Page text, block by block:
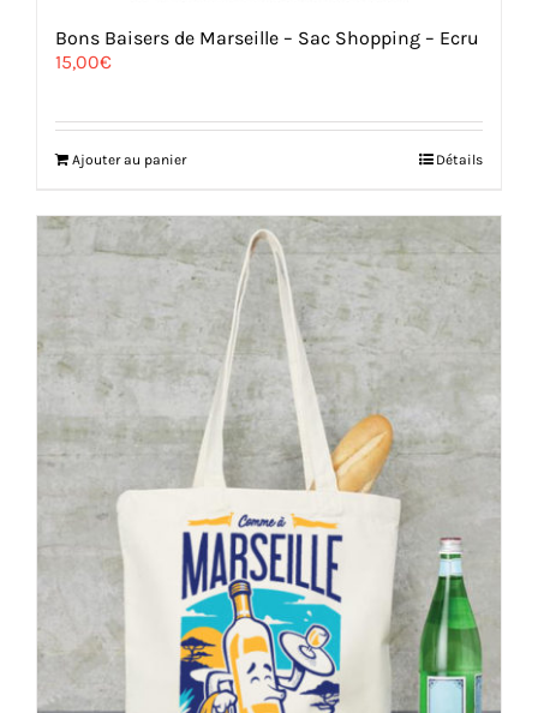
Bons Baisers de Marseille – Sac Shopping – Ecru
15,00€
Ajouter au panier Détails